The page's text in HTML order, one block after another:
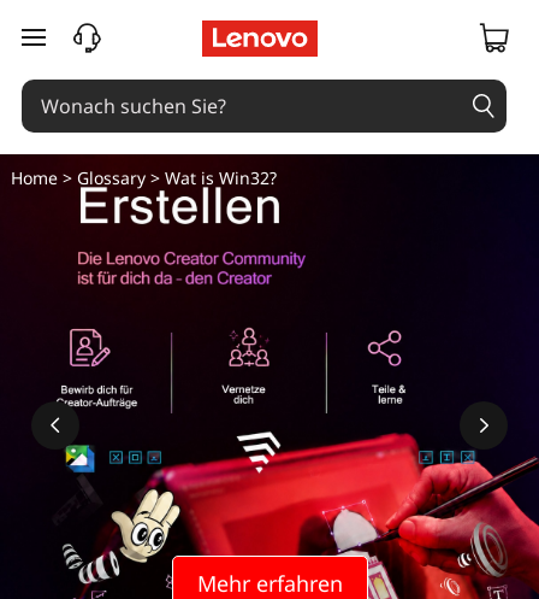
zum Hauptinhalt springen
Mehr erfahren
Home> Glossary> Wat is Win32?